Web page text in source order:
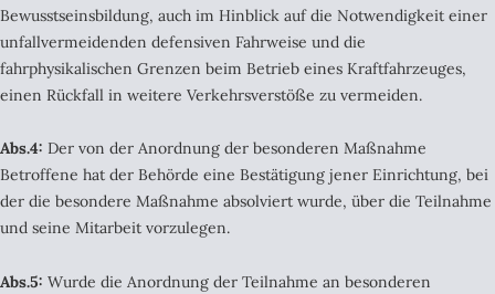
Bewusstseinsbildung, auch im Hinblick auf die Notwendigkeit einer
unfallvermeidenden defensiven Fahrweise und die
fahrphysikalischen Grenzen beim Betrieb eines Kraftfahrzeuges,
einen Rückfall in weitere Verkehrsverstöße zu vermeiden.
Abs.4: Der von der Anordnung der besonderen Maßnahme
Betroffene hat der Behörde eine Bestätigung jener Einrichtung, bei
der die besondere Maßnahme absolviert wurde, über die Teilnahme
und seine Mitarbeit vorzulegen.
Abs.5: Wurde die Anordnung der Teilnahme an besonderen